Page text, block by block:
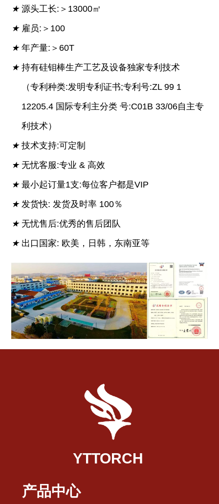
★ 源头工长:＞13000㎡
★ 雇员:＞100
★ 年产量:＞60T
★ 持有硅钼棒生产工艺及设备独家专利技术
（专利种类:发明专利证书;专利号:ZL 99 1
12205.4 国际专利主分类 号:C01B 33/06自主专
利技术）
★ 技术支持:可定制
★ 无忧客服:专业 & 高效
★ 最小起订量1支:每位客户都是VIP
★ 发货快: 发货及时率 100％
★ 无忧售后:优秀的售后团队
★ 出口国家: 欧美，日韩，东南亚等
YTTORCH
产品中心